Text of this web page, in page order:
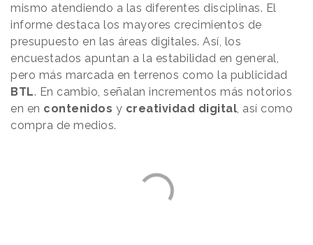
mismo atendiendo a las diferentes disciplinas. El
informe destaca los mayores crecimientos de
presupuesto en las áreas digitales. Así, los
encuestados apuntan a la estabilidad en general,
pero más marcada en terrenos como la publicidad
BTL. En cambio, señalan incrementos más notorios
en en contenidos y creatividad digital, así como
compra de medios.